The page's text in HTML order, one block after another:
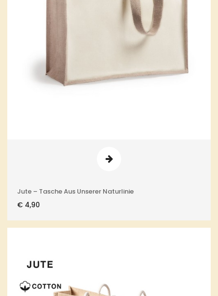
Jute – Tasche Aus Unserer Naturlinie
€ 4,90